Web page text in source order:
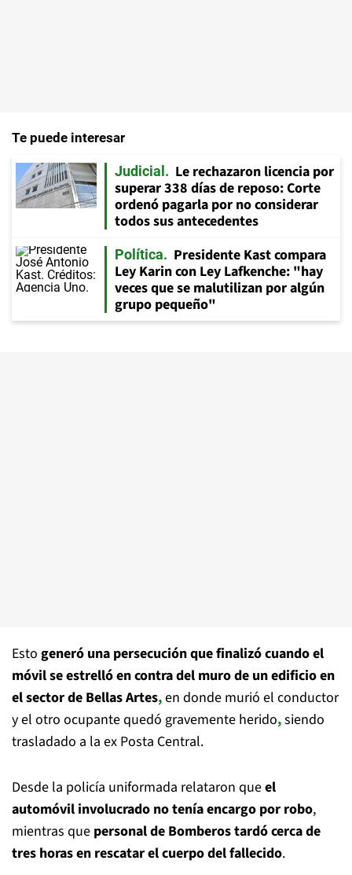
Te puede interesar
Judicial
Le rechazaron licencia por
superar 338 días de reposo: Corte
ordenó pagarla por no considerar
todos sus antecedentes
Política
Presidente Kast compara
Ley Karin con Ley Lafkenche: "hay
veces que se malutilizan por algún
grupo pequeño"
Esto generó una persecución que finalizó cuando el
móvil se estrelló en contra del muro de un edificio en
el sector de Bellas Artes,en donde murió el conductor
y el otro ocupante quedó gravemente herido,siendo
trasladado a la ex Posta Central.
Desde la policía uniformada relataron queel
automóvil involucrado no tenía encargo por robo,
mientras que personal de Bomberos tardó cerca de
tres horas en rescatar el cuerpo del fallecido.